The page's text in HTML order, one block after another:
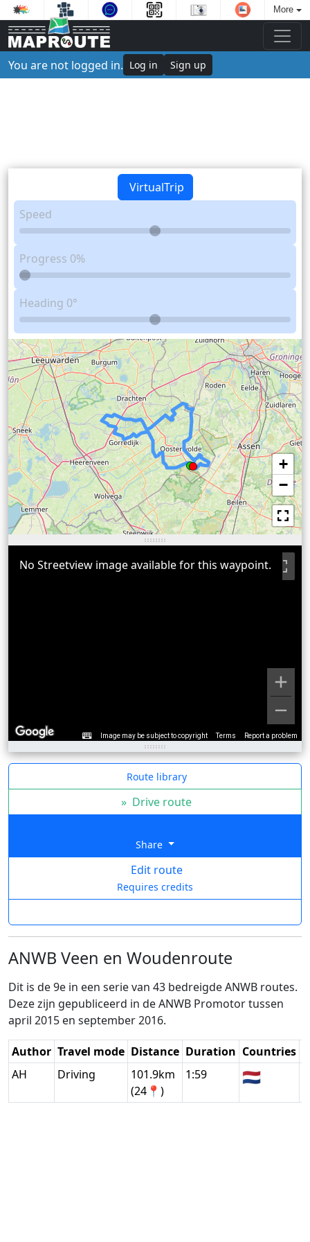
More
You are not logged in. Log in Sign up
VirtualTrip
Speed
Progress 0%
Heading 0°
+
−
Image may be subject to copyright Terms Report a problem
No Streetview image available for this waypoint.
Route library
» Drive route
Share
Edit route
Requires credits
ANWB Veen en Woudenroute
Dit is de 9e in een serie van 43 bedreigde ANWB routes.
Deze zijn gepubliceerd in de ANWB Promotor tussen
april 2015 en september 2016.
Author Travel mode Distance Duration Countries
AH
Driving
101.9km
(24📍)
1:59 🇳🇱